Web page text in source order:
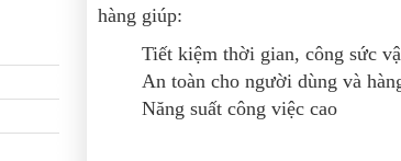
hàng giúp:
Tiết kiệm thời gian, công sức
An toàn cho người dùng và
Năng suất công việc cao